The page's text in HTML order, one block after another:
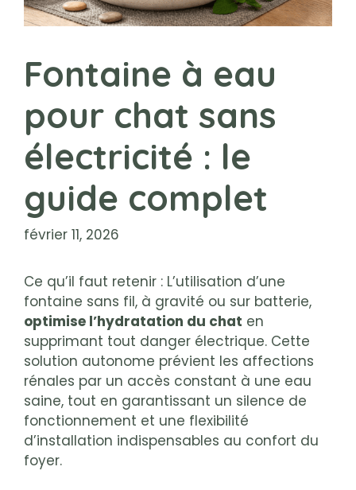
Fontaine à eau
pour chat sans
électricité : le
guide complet
février 11, 2026
Ce qu’il faut retenir : L’utilisation d’une
fontaine sans fil, à gravité ou sur batterie,
optimise l’hydratation du chat en
supprimant tout danger électrique. Cette
solution autonome prévient les affections
rénales par un accès constant à une eau
saine, tout en garantissant un silence de
fonctionnement et une flexibilité
d’installation indispensables au confort du
foyer.